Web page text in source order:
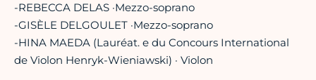
-REBECCA DELAS ·Mezzo-soprano
-GISÈLE DELGOULET ·Mezzo-soprano
-HINA MAEDA (Lauréat. e du Concours International
de Violon Henryk-Wieniawski) · Violon